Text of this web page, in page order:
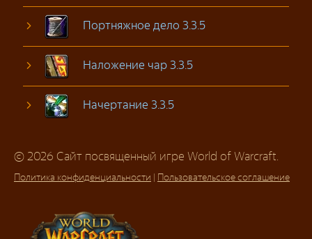
Портняжное дело 3.3.5
Наложение чар 3.3.5
Начертание 3.3.5
© 2026 Сайт посвященный игре World of Warcraft.
Политика конфиденциальности | Пользовательское соглашение